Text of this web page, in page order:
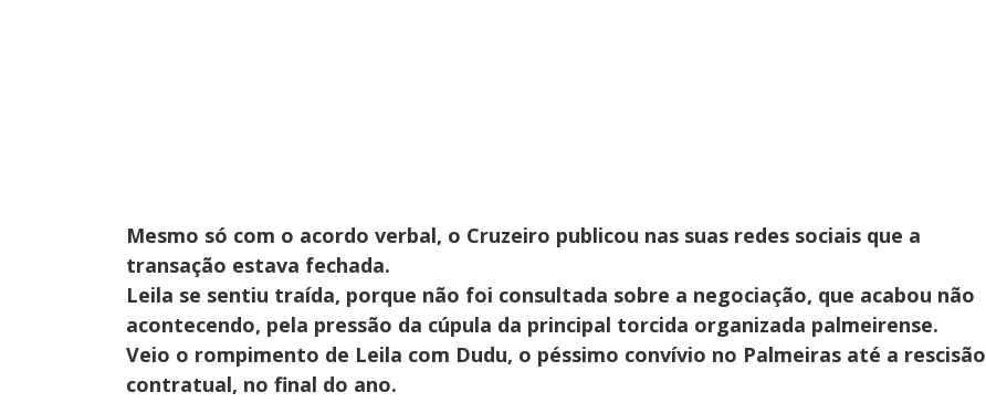
Mesmo só com o acordo verbal, o Cruzeiro publicou nas suas redes sociais que a
transação estava fechada.
Leila se sentiu traída, porque não foi consultada sobre a negociação, que acabou não
acontecendo, pela pressão da cúpula da principal torcida organizada palmeirense.
Veio o rompimento de Leila com Dudu, o péssimo convívio no Palmeiras até a rescisão
contratual, no final do ano.